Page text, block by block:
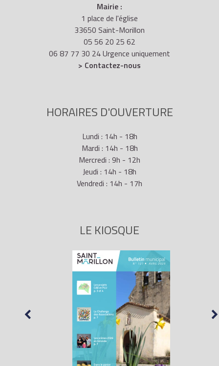
Mairie :
1 place de l'église
33650 Saint-Morillon
05 56 20 25 62
06 87 77 30 24 Urgence uniquement
> Contactez-nous
HORAIRES D'OUVERTURE
Lundi : 14h - 18h
Mardi : 14h - 18h
Mercredi : 9h - 12h
Jeudi : 14h - 18h
Vendredi : 14h - 17h
LE KIOSQUE